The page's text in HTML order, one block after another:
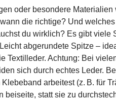
oder besondere
die richtige? Und
du wirklich? Es gibt
abgerundete Spitze –
Textilleder. Achtung: Bei
sich durch echtes Leder.
arbeitest (z. B. für
beiseite, statt sie zu